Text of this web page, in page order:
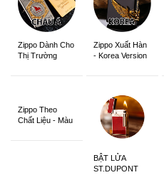
Zippo Dành Cho
Thị Trường
Zippo Xuất Hàn
- Korea Version
Zippo Theo
Chất Liệu - Màu
BẬT LỬA
ST.DUPONT